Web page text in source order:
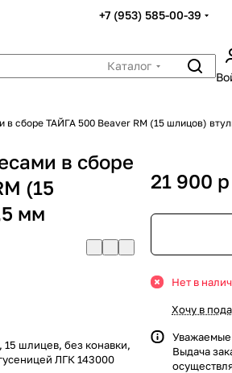
+7 (953) 585-00-39
Каталог
в сборе ТАЙГА 500 Beaver RM (15 шлицов)
в сборе
(15
мм
шлицев, без конавки,
ЛГК 143000
21 900 p
Нет в
Хочу в
Уважаемые
Выдача